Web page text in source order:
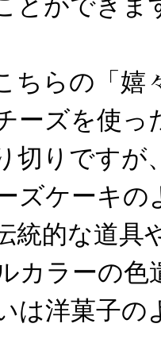
ちらの「嬉
ーズを使っ
切りですが
ズケーキの
統的な道具
カラーの色
は洋菓子